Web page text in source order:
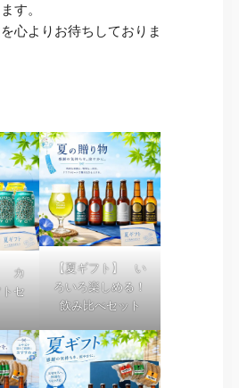
す。
心よりお待ちしておりま
カ
セ
【夏ギフト】 い
ろいろ楽しめる！
飲み比べセット